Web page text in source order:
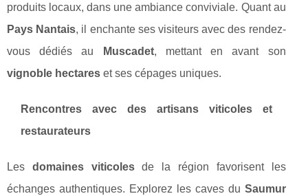
produits locaux, dans une ambiance conviviale. Quant au
Pays Nantais, il enchante ses visiteurs avec des rendez-
vous dédiés au
Muscadet, mettant en avant son
vignoble hectares et ses cépages uniques.
Rencontres avec des artisans viticoles et
restaurateurs
Les domaines viticolesde la région favorisent les
échanges authentiques. Explorez les caves du Saumur